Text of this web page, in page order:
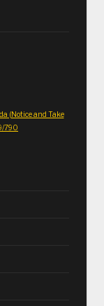
(Notice and Take
790